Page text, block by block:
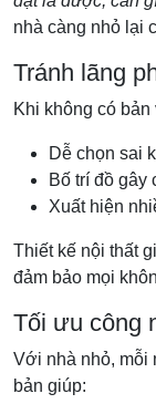
nhà càng nhỏ lại
Tránh lãng
Khi không có bản
Dễ chọn sai
Bố trí đồ gây
Xuất hiện
Thiết kế nội thất
đảm bảo mọi
Tối ưu công
Với nhà nhỏ, mỗi
bản giúp: